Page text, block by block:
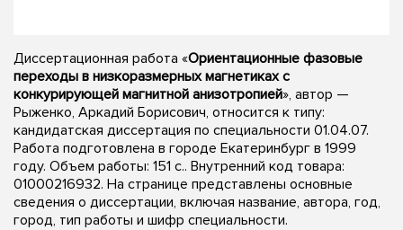
Диссертационная работа «Ориентационные фазовые
переходы в низкоразмерных магнетиках с
конкурирующей магнитной анизотропией», автор —
Рыженко, Аркадий Борисович, относится к типу:
кандидатская диссертация по специальности 01.04.07.
Работа подготовлена в городе Екатеринбург в 1999
году. Объем работы: 151 с.. Внутренний код товара:
01000216932. На странице представлены основные
сведения о диссертации, включая название, автора, год,
город, тип работы и шифр специальности.